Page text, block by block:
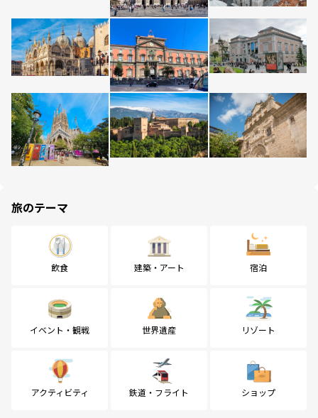
旅のテーマ
飲食 建築・アート 宿泊
イベント・観戦 世界遺産 リゾート
アクティビティ 鉄道・フライト ショップ